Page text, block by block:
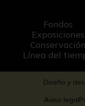
Fondos
Exposiciones
Conservación
Línea del
Diseño y
Aviso legal